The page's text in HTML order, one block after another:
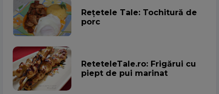
Rețetele Tale: Tochitură de
porc
ReteteleTale.ro: Frigărui cu
piept de pui marinat